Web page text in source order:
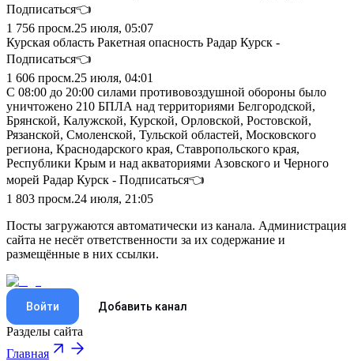
Подписаться👈
1 756 просм.25 июля, 05:07
Курская область Ракетная опасность Радар Курск -
Подписаться👈
1 606 просм.25 июля, 04:01
С 08:00 до 20:00 силами противовоздушной обороны было
уничтожено 210 БПЛА над территориями Белгородской,
Брянской, Калужской, Курской, Орловской, Ростовской,
Рязанской, Смоленской, Тульской областей, Московского
региона, Краснодарского края, Ставропольского края,
Республики Крым и над акваториями Азовского и Черного
морей Радар Курск - Подписаться👈
1 803 просм.24 июля, 21:05
Посты загружаются автоматически из канала. Администрация
сайта не несёт ответственности за их содержание и
размещённые в них ссылки.
Войти Добавить канал
Разделы сайта
Главная